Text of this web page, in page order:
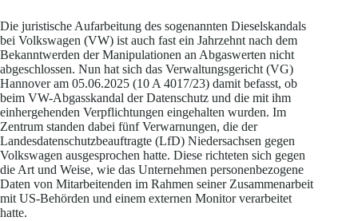
Die juristische Aufarbeitung des sogenannten Dieselskandals
bei Volkswagen (VW) ist auch fast ein Jahrzehnt nach dem
Bekanntwerden der Manipulationen an Abgaswerten nicht
abgeschlossen. Nun hat sich das Verwaltungsgericht (VG)
Hannover am 05.06.2025 (10 A 4017/23) damit befasst, ob
beim VW-Abgasskandal der Datenschutz und die mit ihm
einhergehenden Verpflichtungen eingehalten wurden. Im
Zentrum standen dabei fünf Verwarnungen, die der
Landesdatenschutzbeauftragte (LfD) Niedersachsen gegen
Volkswagen ausgesprochen hatte. Diese richteten sich gegen
die Art und Weise, wie das Unternehmen personenbezogene
Daten von Mitarbeitenden im Rahmen seiner Zusammenarbeit
mit US-Behörden und einem externen Monitor verarbeitet
hatte.